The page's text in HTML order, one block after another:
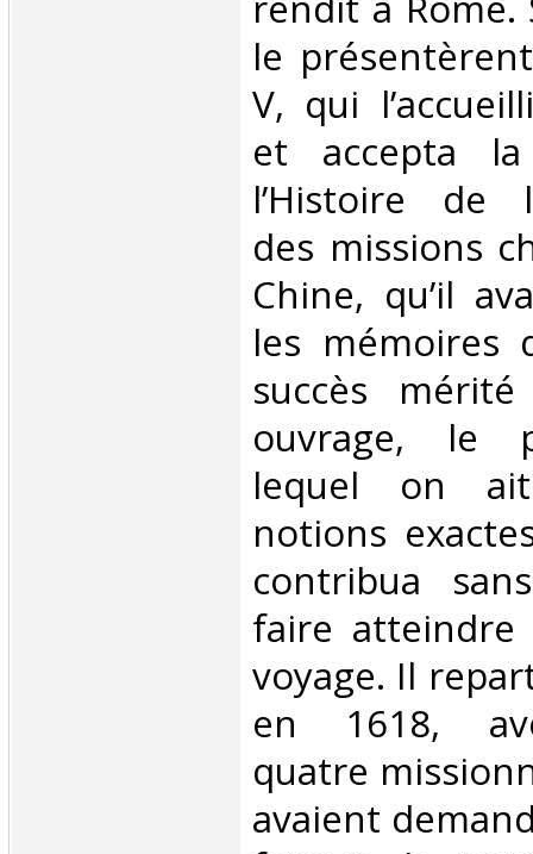
le
V, qui
et accepta
l’Histoire de
des missions
Chine, qu’il
les mémoires
succès
ouvrage, le
lequel on
notions
contribua
faire
voyage. Il
en 1618,
quatre
avaient